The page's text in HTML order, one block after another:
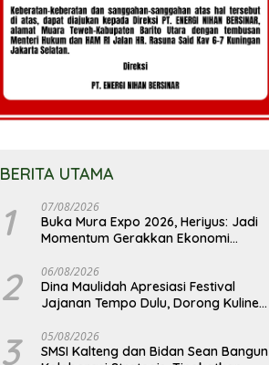
BERITA UTAMA
1 07/08/2026
Buka Mura Expo 2026, Heriyus: Jadi
Momentum Gerakkan Ekonomi
2 06/08/2026
Dina Maulidah Apresiasi Festival
Jajanan Tempo Dulu, Dorong Kuliner
3 05/08/2026
SMSI Kalteng dan Bidan Sean Bangun